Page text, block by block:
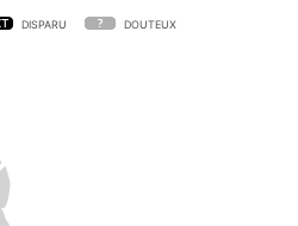
DISPARU DOUTEUX